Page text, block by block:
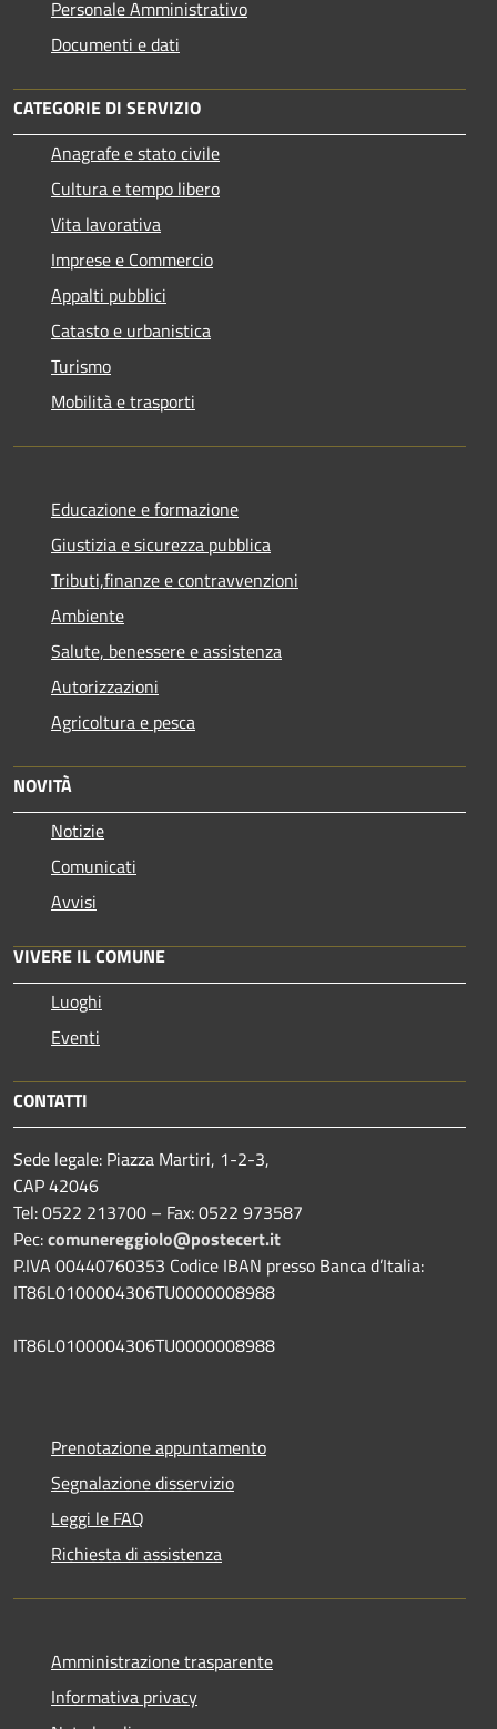
Personale Amministrativo
Documenti e dati
CATEGORIE DI SERVIZIO
Anagrafe e stato civile
Cultura e tempo libero
Vita lavorativa
Imprese e Commercio
Appalti pubblici
Catasto e urbanistica
Turismo
Mobilità e trasporti
Educazione e formazione
Giustizia e sicurezza pubblica
Tributi,finanze e contravvenzioni
Ambiente
Salute, benessere e assistenza
Autorizzazioni
Agricoltura e pesca
NOVITÀ
Notizie
Comunicati
Avvisi
VIVERE IL COMUNE
Luoghi
Eventi
CONTATTI
Sede legale: Piazza Martiri, 1-2-3,
CAP 42046
Tel: 0522 213700 – Fax: 0522 973587
Pec:comunereggiolo@postecert.it
P.IVA 00440760353 Codice IBAN presso Banca d’Italia:
IT86L0100004306TU0000008988
IT86L0100004306TU0000008988
Prenotazione appuntamento
Segnalazione disservizio
Leggi le FAQ
Richiesta di assistenza
Amministrazione trasparente
Informativa privacy